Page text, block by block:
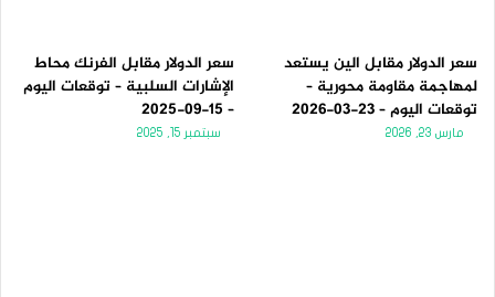
سعر الدولار مقابل الين يستعد
لمهاجمة مقاومة محورية –
توقعات اليوم – 23-03-2026
مارس 23, 2026
سعر الدولار مقابل الفرنك محاط
الإشارات السلبية – توقعات اليوم
– 15-09-2025
سبتمبر 15, 2025